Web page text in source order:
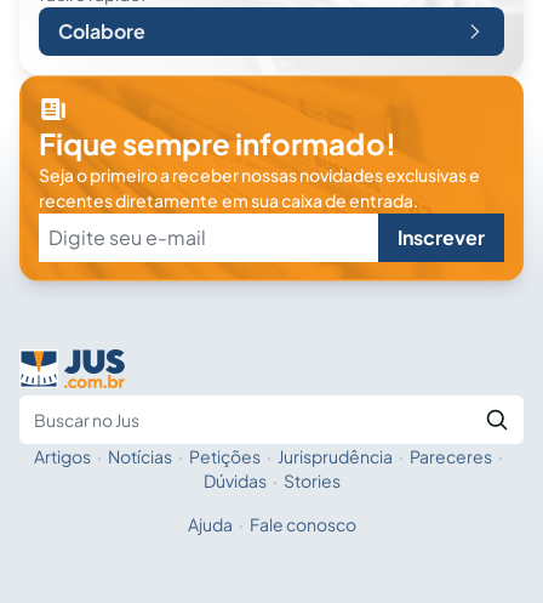
Colabore
Fique sempre informado!
Seja o primeiro a receber nossas novidades exclusivas e
recentes diretamente em sua caixa de entrada.
Inscrever
Fale com a IA
Artigos · Notícias · Petições · Jurisprudência · Pareceres ·
Dúvidas · Stories
Ajuda · Fale conosco